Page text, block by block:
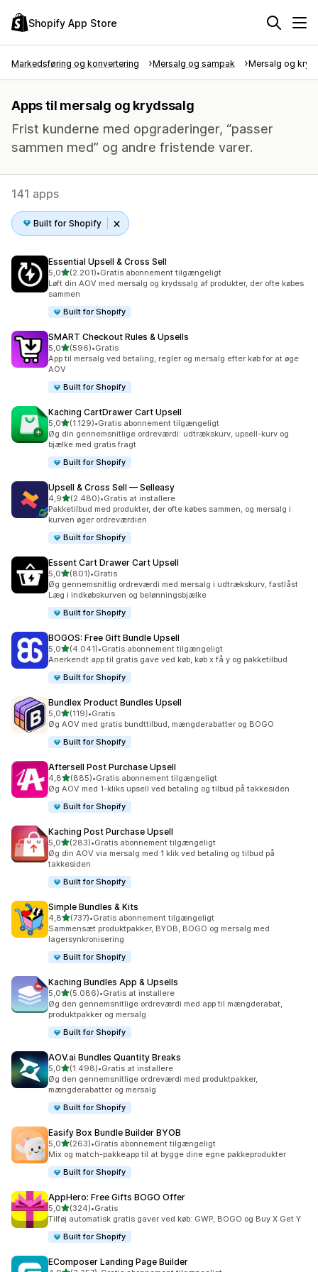
Shopify App Store
Markedsføring og konvertering Mersalg og sampak Mersalg og
Apps til mersalg og krydssalg
Frist kunderne med opgraderinger, “passer
sammen med” og andre fristende varer.
141 apps
Built for Shopify
Essential Upsell & Cross Sell
5,0ud af 5 stjerner
(2.201)
2201 anmeldelser i alt
•Gratis abonnement tilgængeligt
Løft din AOV med mersalg og krydssalg af produkter, der ofte købes
sammen
Built for Shopify
SMART Checkout Rules & Upsells
5,0ud af 5 stjerner
(596)
596 anmeldelser i alt
•Gratis
App til mersalg ved betaling, regler og mersalg efter køb for at øge
AOV
Built for Shopify
Kaching CartDrawer Cart Upsell
5,0ud af 5 stjerner
(1.129)
1129 anmeldelser i alt
•Gratis abonnement tilgængeligt
Øg din gennemsnitlige ordreværdi: udtrækskurv, upsell-kurv og
bjælke med gratis fragt
Built for Shopify
Upsell & Cross Sell — Selleasy
4,9ud af 5 stjerner
(2.480)
2480 anmeldelser i alt
•Gratis at installere
Pakketilbud med produkter, der ofte købes sammen, og mersalg i
kurven øger ordreværdien
Built for Shopify
Essent Cart Drawer Cart Upsell
5,0ud af 5 stjerner
(801)
801 anmeldelser i alt
•Gratis
Øg gennemsnitlig ordreværdi med mersalg i udtrækskurv, fastlåst
Læg i indkøbskurven og belønningsbjælke
Built for Shopify
BOGOS: Free Gift Bundle Upsell
5,0ud af 5 stjerner
(4.041)
4041 anmeldelser i alt
•Gratis abonnement tilgængeligt
Anerkendt app til gratis gave ved køb, køb x få y og pakketilbud
Built for Shopify
Bundlex Product Bundles Upsell
5,0ud af 5 stjerner
(119)
119 anmeldelser i alt
•Gratis
Øg AOV med gratis bundttilbud, mængderabatter og BOGO
Built for Shopify
Aftersell Post Purchase Upsell
4,8ud af 5 stjerner
(885)
885 anmeldelser i alt
•Gratis abonnement tilgængeligt
Øg AOV med 1-kliks upsell ved betaling og tilbud på takkesiden
Built for Shopify
Kaching Post Purchase Upsell
5,0ud af 5 stjerner
(283)
283 anmeldelser i alt
•Gratis abonnement tilgængeligt
Øg din AOV via mersalg med 1 klik ved betaling og tilbud på
takkesiden
Built for Shopify
Simple Bundles & Kits
4,8ud af 5 stjerner
(737)
737 anmeldelser i alt
•Gratis abonnement tilgængeligt
Sammensæt produktpakker, BYOB, BOGO og mersalg med
lagersynkronisering
Built for Shopify
Kaching Bundles App & Upsells
5,0ud af 5 stjerner
(5.086)
5086 anmeldelser i alt
•Gratis at installere
Øg den gennemsnitlige ordreværdi med app til mængderabat,
produktpakker og mersalg
Built for Shopify
AOV.ai Bundles Quantity Breaks
5,0ud af 5 stjerner
(1.498)
1498 anmeldelser i alt
•Gratis at installere
Øg den gennemsnitlige ordreværdi med produktpakker,
mængderabatter og mersalg
Built for Shopify
Easify Box Bundle Builder BYOB
5,0ud af 5 stjerner
(263)
263 anmeldelser i alt
•Gratis abonnement tilgængeligt
Mix og match-pakkeapp til at bygge dine egne pakkeprodukter
Built for Shopify
AppHero: Free Gifts BOGO Offer
5,0ud af 5 stjerner
(324)
324 anmeldelser i alt
•Gratis
Tilføj automatisk gratis gaver ved køb: GWP, BOGO og Buy X Get Y
Built for Shopify
EComposer Landing Page Builder